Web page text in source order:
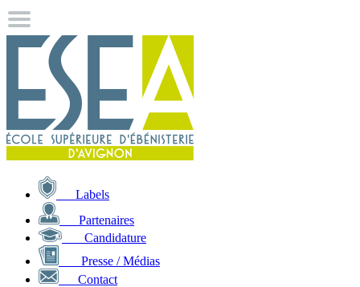
Labels
Partenaires
Candidature
Presse / Médias
Contact